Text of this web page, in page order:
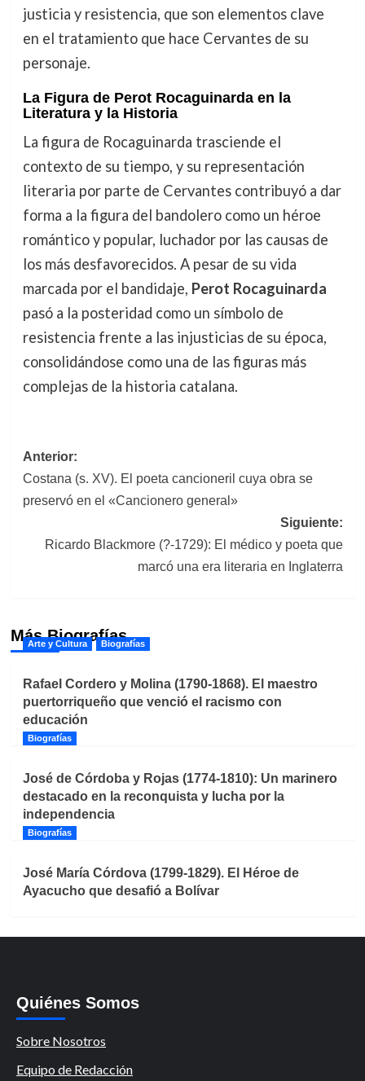
justicia y resistencia, que son elementos clave
en el tratamiento que hace Cervantes de su
personaje.
La Figura de Perot Rocaguinarda en la
Literatura y la Historia
La figura de Rocaguinarda trasciende el
contexto de su tiempo, y su representación
literaria por parte de Cervantes contribuyó a dar
forma a la figura del bandolero como un héroe
romántico y popular, luchador por las causas de
los más desfavorecidos. A pesar de su vida
marcada por el bandidaje, Perot Rocaguinarda
pasó a la posteridad como un símbolo de
resistencia frente a las injusticias de su época,
consolidándose como una de las figuras más
complejas de la historia catalana.
Navegación
de
entradas
Anterior:
Costana (s. XV). El poeta cancioneril cuya obra se
preservó en el «Cancionero general»
Siguiente:
Ricardo Blackmore (?-1729): El médico y poeta que
marcó una era literaria en Inglaterra
Más Biografías
Arte y Cultura Biografías
Rafael Cordero y Molina (1790-1868). El maestro
puertorriqueño que venció el racismo con
educación
Biografías
José de Córdoba y Rojas (1774-1810): Un marinero
destacado en la reconquista y lucha por la
independencia
Biografías
José María Córdova (1799-1829). El Héroe de
Ayacucho que desafió a Bolívar
Quiénes Somos
Sobre Nosotros
Equipo de Redacción